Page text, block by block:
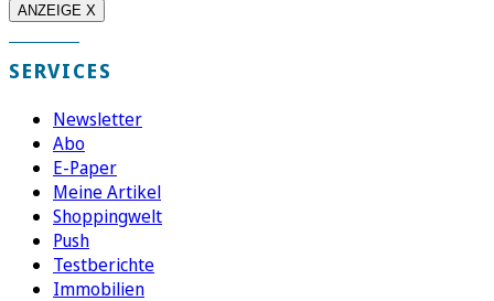
ANZEIGE X
SERVICES
Newsletter
Abo
E-Paper
Meine Artikel
Shoppingwelt
Push
Testberichte
Immobilien